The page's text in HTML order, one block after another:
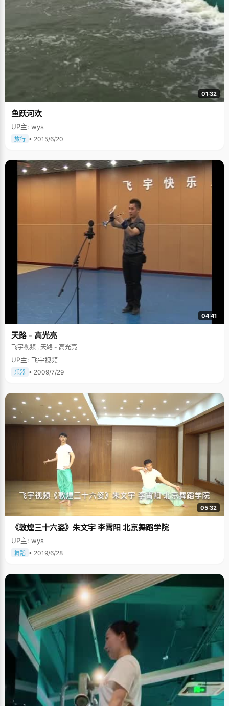
01:32
鱼跃河欢
UP主: wys
旅行 • 2015/6/20
04:41
天路 - 高光亮
飞宇视频 , 天路 - 高光亮
UP主: 飞宇视频
乐器 • 2009/7/29
05:32
《敦煌三十六姿》朱文宇 李霄阳 北京舞蹈学院
UP主: wys
舞蹈 • 2019/6/28